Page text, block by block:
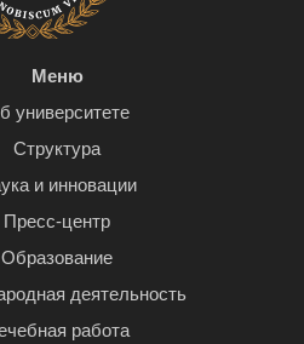
Меню
университете
Структура
и инновации
Пресс-центр
Образование
деятельность
работа